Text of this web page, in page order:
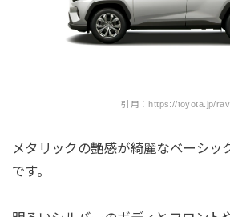
引用：https://toyota.jp/
メタリックの艶感が綺麗なベーシッ
です。